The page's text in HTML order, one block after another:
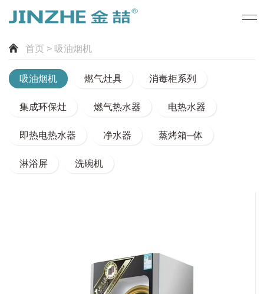
首页 > 吸油烟机
吸油烟机 燃气灶具 消毒柜系列
集成环保灶 燃气热水器 电热水器
即热电热水器 净水器 蒸烤箱─体
淋浴屏 洗碗机